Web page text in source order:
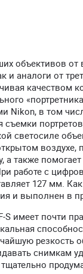
объективов
аналоги от
качеством
в том
светосиле
воздухе,
также
работе с
127 мм.
и выполнен в
S имеет почти
резкость
снимкам